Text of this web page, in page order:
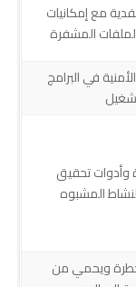
مع إمكانيات
المشفرة
في البرامج
وأدوات تحقيق
المشبوه
ويحمي من